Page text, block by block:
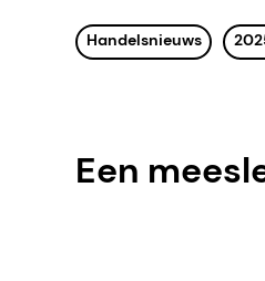
Handelsnieuws
Een